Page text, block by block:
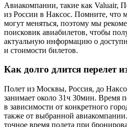
Авиакомпании, такие как Valuair,
из России в Наксос. Помните, что
могут меняться, поэтому мы
поисковик авиабилетов, чтобы
актуальную информацию о
и стоимости билетов.
Как долго длится перелет
Полет из Москвы, Россия, до
занимает около 31ч 30мин. Время
в зависимости от конкретного
также от выбранной
точное время полета при